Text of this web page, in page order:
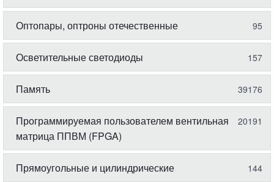
Оптопары, оптроны отечественные 95
Осветительные светодиоды 157
Память 39176
Программируемая пользователем вентильная
матрица ППВМ (FPGA)
20191
Прямоугольные и цилиндрические 144